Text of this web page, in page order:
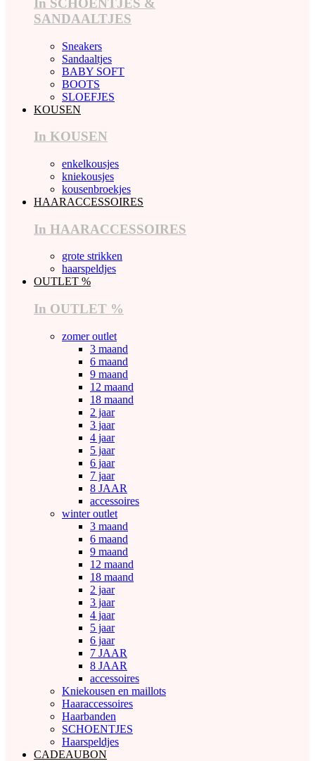
In SCHOENTJES &
SANDAALTJES
Sneakers
Sandaaltjes
BABY SOFT
BOOTS
SLOEFJES
KOUSEN
In KOUSEN
enkelkousjes
kniekousjes
kousenbroekjes
HAARACCESSOIRES
In HAARACCESSOIRES
grote strikken
haarspeldjes
OUTLET %
In OUTLET %
zomer outlet
3 maand
6 maand
9 maand
12 maand
18 maand
2 jaar
3 jaar
4 jaar
5 jaar
6 jaar
7 jaar
8 JAAR
accessoires
winter outlet
3 maand
6 maand
9 maand
12 maand
18 maand
2 jaar
3 jaar
4 jaar
5 jaar
6 jaar
7 JAAR
8 JAAR
accessoires
Kniekousen en maillots
Haaraccessoires
Haarbanden
SCHOENTJES
Haarspeldjes
CADEAUBON